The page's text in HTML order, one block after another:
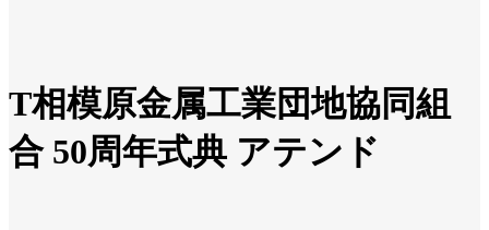
T相模原金属工業団地協同組
合 50周年式典 アテンド